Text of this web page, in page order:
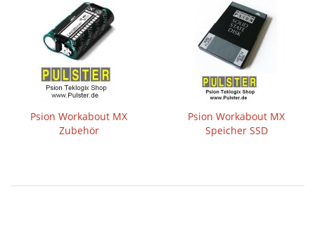
Psion Workabout MX
Zubehör
Psion Workabout MX
Speicher SSD